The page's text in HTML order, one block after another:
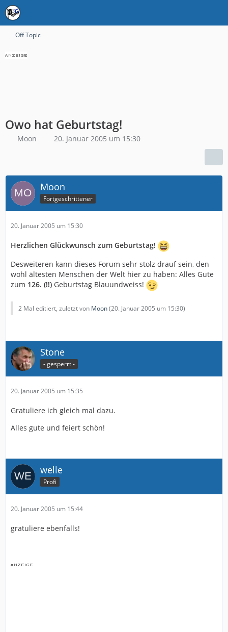
Off Topic
Owo hat Geburtstag!
Moon 20. Januar 2005 um 15:30
Moon
Fortgeschrittener
20. Januar 2005 um 15:30
Herzlichen Glückwunsch zum Geburtstag!
Desweiteren kann dieses Forum sehr stolz drauf sein, den
wohl ältesten Menschen der Welt hier zu haben: Alles Gute
zum 126. (!!) Geburtstag Blauundweiss!
2 Mal editiert, zuletzt von Moon(20. Januar 2005 um 15:30)
Stone
- gesperrt -
20. Januar 2005 um 15:35
Gratuliere ich gleich mal dazu.
Alles gute und feiert schön!
welle
Profi
20. Januar 2005 um 15:44
gratuliere ebenfalls!